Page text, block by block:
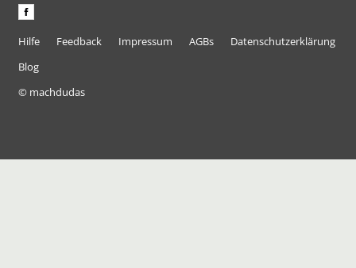
Hilfe Feedback Impressum AGBs
Datenschutzerklärung
Blog
© machdudas